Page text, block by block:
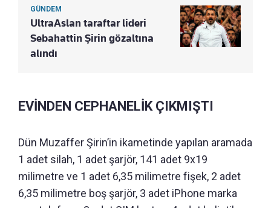
GÜNDEM
UltraAslan taraftar lideri
Sebahattin Şirin gözaltına
alındı
EVİNDEN CEPHANELİK ÇIKMIŞTI
Dün Muzaffer Şirin’in ikametinde yapılan aramada
1 adet silah, 1 adet şarjör, 141 adet 9x19
milimetre ve 1 adet 6,35 milimetre fişek, 2 adet
6,35 milimetre boş şarjör, 3 adet iPhone marka